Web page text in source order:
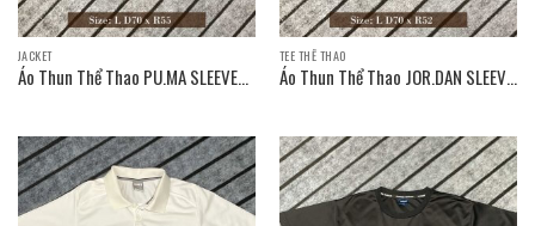
JACKET
Áo Thun Thể Thao PU.MA SLEEVE
TEE THỂ THAO
Áo Thun Thể Thao JOR.DAN SLEEVE